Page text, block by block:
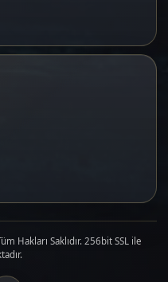
Hakları Saklıdır. 256bit SSL ile